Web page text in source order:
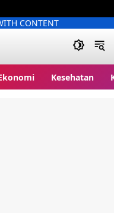
CONTENT
Kesehatan